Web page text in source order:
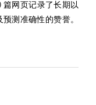
篇网页记录了长期以
测准确性的赞誉。